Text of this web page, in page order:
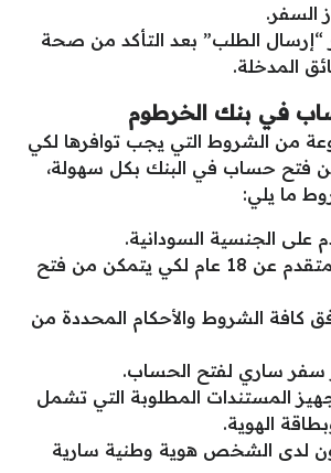
السفر.
“إرسال الطلب” بعد التأكد من صحة
المدخلة.
في بنك الخرطوم
من الشروط التي يجب توافرها لكي
فتح حساب في البنك بكل سهولة،
ما يلي:
على الجنسية السودانية.
لا يقل عمر المتقدم عن 18 عام لكي يتمكن من فتح
كافة الشروط والأحكام المحددة من
سفر ساري لفتح الحساب.
المستندات المطلوبة التي تشمل
الهوية.
لدى الشخص هوية وطنية سارية